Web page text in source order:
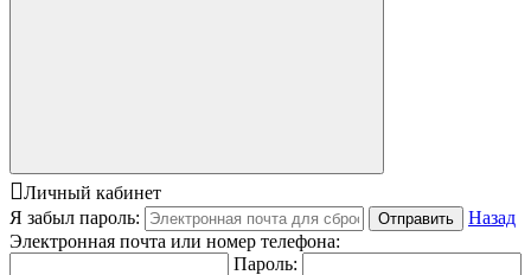
Личный кабинет
Я забыл пароль:
Отправить
Назад
Электронная почта или номер телефона:
Пароль: